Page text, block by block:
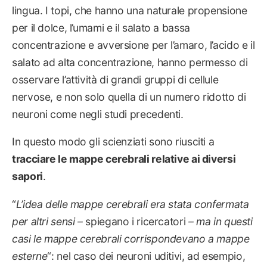
lingua. I topi, che hanno una naturale propensione
per il dolce, l’umami e il salato a bassa
concentrazione e avversione per l’amaro, l’acido e il
salato ad alta concentrazione, hanno permesso di
osservare l’attività di grandi gruppi di cellule
nervose, e non solo quella di un numero ridotto di
neuroni come negli studi precedenti.
In questo modo gli scienziati sono riusciti a
tracciare le mappe cerebrali relative ai diversi
sapori.
“L’idea delle mappe cerebrali era stata confermata
per altri sensi– spiegano i ricercatori –ma in questi
casi le mappe cerebrali corrispondevano a mappe
esterne“: nel caso dei neuroni uditivi, ad esempio,